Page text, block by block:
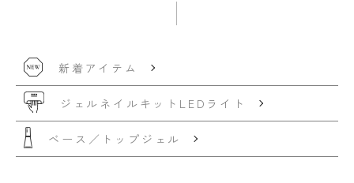
新着アイテム
ジェルネイルキット LEDライト
ベース／トップジェル